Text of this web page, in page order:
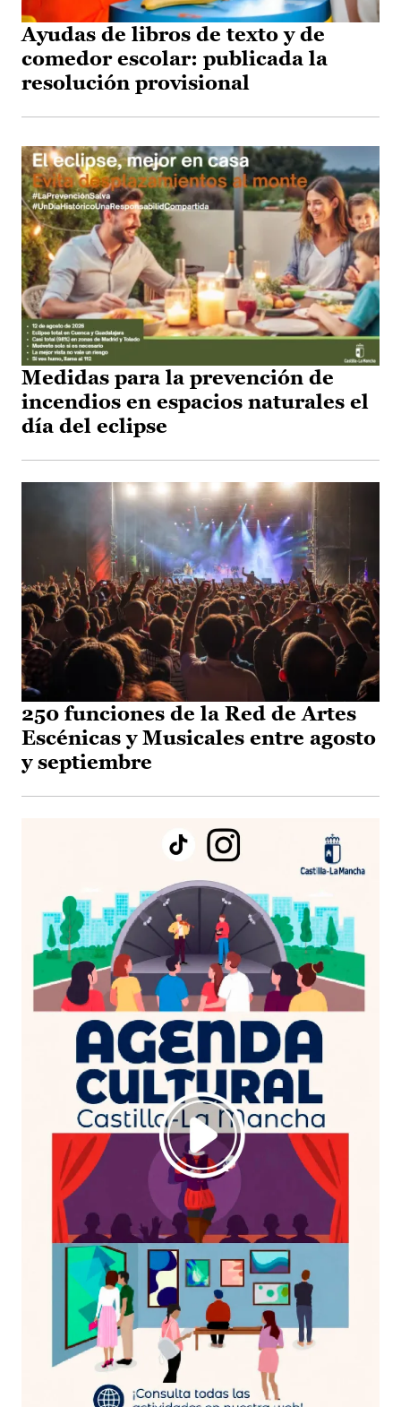
Ayudas de libros de texto y de
comedor escolar: publicada la
resolución provisional
Medidas para la prevención de
incendios en espacios naturales el
día del eclipse
250 funciones de la Red de Artes
Escénicas y Musicales entre agosto
y septiembre